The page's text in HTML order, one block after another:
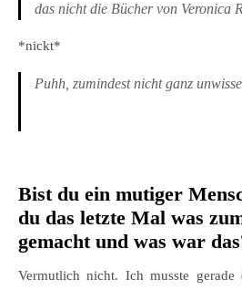
das nicht die Bücher von Veronica
*nickt*
Puhh, zumindest nicht ganz
Bist du ein mutiger
du das letzte Mal was
gemacht und was war
Vermutlich nicht. Ich musste gerade